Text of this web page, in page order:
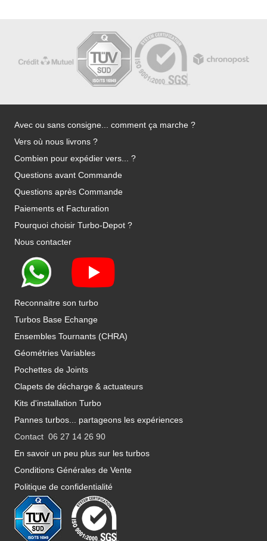
Avec ou sans consigne... comment ça marche ?
Vers où nous livrons ?
Combien pour expédier vers... ?
Questions avant Commande
Questions après Commande
Paiements et Facturation
Pourquoi choisir Turbo-Depot ?
Nous contacter
Reconnaitre son turbo
Turbos Base Echange
Ensembles Tournants (CHRA)
Géométries Variables
Pochettes de Joints
Clapets de décharge & actuateurs
Kits d'installation Turbo
Pannes turbos... partageons les expériences
Contact 06 27 14 26 90
En savoir un peu plus sur les turbos
Conditions Générales de Vente
Politique de confidentialité